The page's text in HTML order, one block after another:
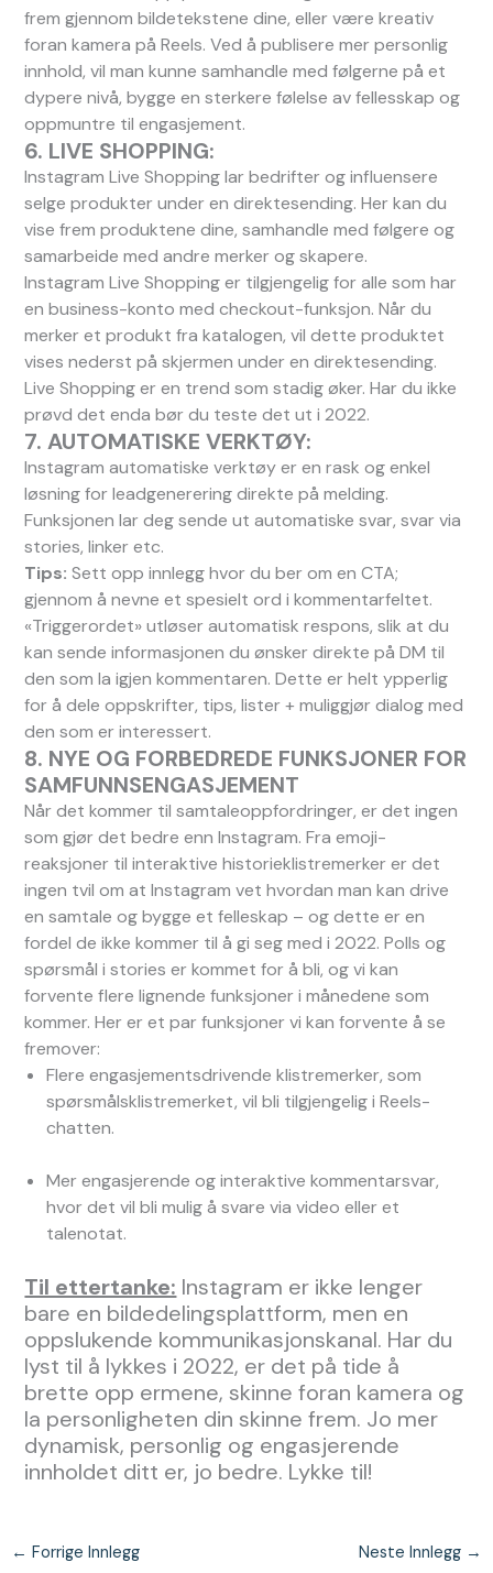
frem gjennom bildetekstene dine, eller være kreativ
foran kamera på Reels. Ved å publisere mer personlig
innhold, vil man kunne samhandle med følgerne på et
dypere nivå, bygge en sterkere følelse av fellesskap og
oppmuntre til engasjement.
6. LIVE SHOPPING:
Instagram Live Shopping lar bedrifter og influensere
selge produkter under en direktesending. Her kan du
vise frem produktene dine, samhandle med følgere og
samarbeide med andre merker og skapere.
Instagram Live Shopping er tilgjengelig for alle som har
en business-konto med checkout-funksjon. Når du
merker et produkt fra katalogen, vil dette produktet
vises nederst på skjermen under en direktesending.
Live Shopping er en trend som stadig øker. Har du ikke
prøvd det enda bør du teste det ut i 2022.
7. AUTOMATISKE VERKTØY:
Instagram automatiske verktøy er en rask og enkel
løsning for leadgenerering direkte på melding.
Funksjonen lar deg sende ut automatiske svar, svar via
stories, linker etc.
Tips: Sett opp innlegg hvor du ber om en CTA;
gjennom å nevne et spesielt ord i kommentarfeltet.
«Triggerordet» utløser automatisk respons, slik at du
kan sende informasjonen du ønsker direkte på DM til
den som la igjen kommentaren. Dette er helt ypperlig
for å dele oppskrifter, tips, lister + muliggjør dialog med
den som er interessert.
8. NYE OG FORBEDREDE FUNKSJONER FOR
SAMFUNNSENGASJEMENT
Når det kommer til samtaleoppfordringer, er det ingen
som gjør det bedre enn Instagram. Fra emoji-
reaksjoner til interaktive historieklistremerker er det
ingen tvil om at Instagram vet hvordan man kan drive
en samtale og bygge et felleskap – og dette er en
fordel de ikke kommer til å gi seg med i 2022. Polls og
spørsmål i stories er kommet for å bli, og vi kan
forvente flere lignende funksjoner i månedene som
kommer. Her er et par funksjoner vi kan forvente å se
fremover:
Flere engasjementsdrivende klistremerker, som
spørsmålsklistremerket, vil bli tilgjengelig i Reels-
chatten.
Mer engasjerende og interaktive kommentarsvar,
hvor det vil bli mulig å svare via video eller et
talenotat.
Til ettertanke: Instagram er ikke lenger
bare en bildedelingsplattform, men en
oppslukende kommunikasjonskanal. Har du
lyst til å lykkes i 2022, er det på tide å
brette opp ermene, skinne foran kamera og
la personligheten din skinne frem. Jo mer
dynamisk, personlig og engasjerende
innholdet ditt er, jo bedre. Lykke til!
← Forrige Innlegg Neste Innlegg →